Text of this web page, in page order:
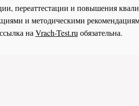
переаттестации и повышения
и методическими
наVrach-Test.ruобязательна.